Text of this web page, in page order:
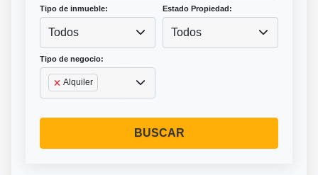
Tipo de inmueble:
Todos
Estado Propiedad:
Todos
Tipo de negocio:
Alquiler
BUSCAR